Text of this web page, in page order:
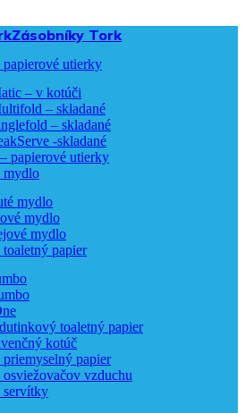
Zásobníky Tork
utierky
– v kotúči
– skladané
– skladané
-skladané
papierové utierky
mydlo
mydlo
mydlo
mydlo
papier
toaletný papier
kotúč
papier
vzduchu
servítky